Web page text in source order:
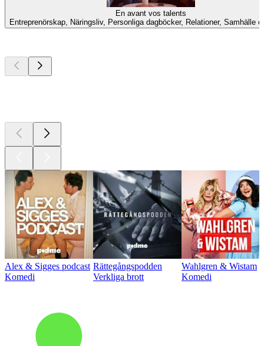
En avant vos talents
Entreprenörskap, Näringsliv, Personliga dagböcker, Relationer, Samhälle
Alex & Sigges podcast
Komedi
Rättegångspodden
Verkliga brott
Wahlgren & Wistam
Komedi